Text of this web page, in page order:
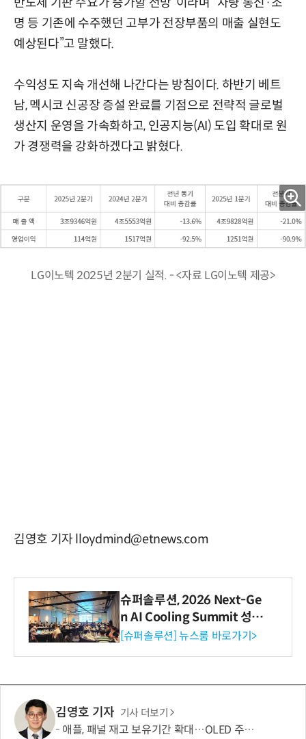
명 등 기존에 수주했던 고부가 전장부품의 매출 실현도
예상된다”고 말했다.
수익성도 지속 개선해 나간다는 방침이다. 하반기 베트
남, 멕시코 신공장 증설 완료를 기점으로 전략적 글로벌
생산지 운영을 가속화하고, 인공지능(AI) 도입 확대로 원
가 경쟁력을 강화하겠다고 밝혔다.
LG이노텍 2025년 2분기 실적. - <자료 LG이노텍 제공>
김영호 기자 lloydmind@etnews.com
슈퍼솔루션, 2026 Next-Ge
n AI Cooling Summit 성황
리 성료
[슈퍼솔루션] 뉴스룸 바로가기>
김영호 기자 기사 더보기
애플, 패널 재고 보유기간 확대…OLED 주문량 늘었다